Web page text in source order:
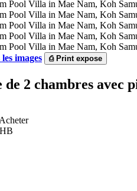
images ⎙Print expose
2 chambres avec